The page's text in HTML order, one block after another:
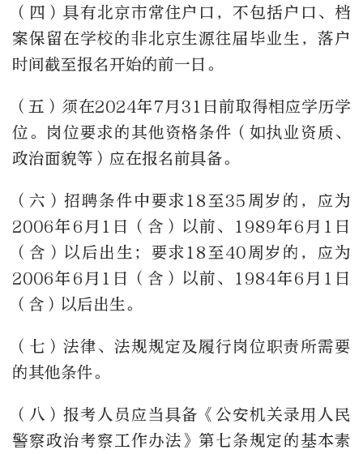
（四）具有北京市常住户口，不包括户口、档
案保留在学校的非北京生源往届毕业生，落户
时间截至报名开始的前一日。
（五）须在2024年7月31日前取得相应学历学
位。岗位要求的其他资格条件（如执业资质、
政治面貌等）应在报名前具备。
（六）招聘条件中要求18至35周岁的，应为
2006年6月1日（含）以前、1989年6月1日
（含）以后出生；要求18至40周岁的，应为
2006年6月1日（含）以前、1984年6月1日
（含）以后出生。
（七）法律、法规规定及履行岗位职责所需要
的其他条件。
（八）报考人员应当具备《公安机关录用人民
警察政治考察工作办法》第七条规定的基本素